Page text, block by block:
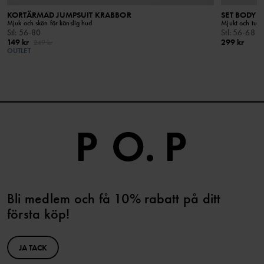
KORTÄRMAD JUMPSUIT KRABBOR
Mjuk och skön för känslig hud
Stl: 56-80
149 kr
OUTLET
SET BODY
Mjukt och
Stl: 56-68
299 kr
Bli medlem och få 10% rabatt på ditt
första köp!
JA TACK